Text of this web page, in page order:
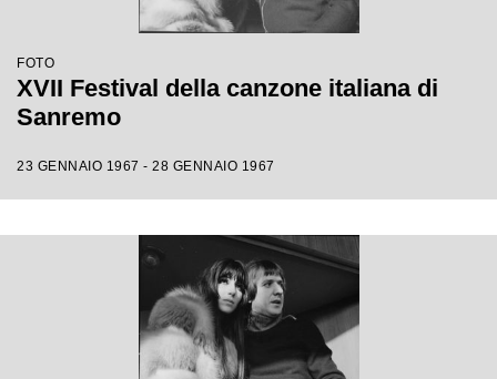
FOTO
XVII Festival della canzone italiana di
Sanremo
23 GENNAIO 1967 - 28 GENNAIO 1967